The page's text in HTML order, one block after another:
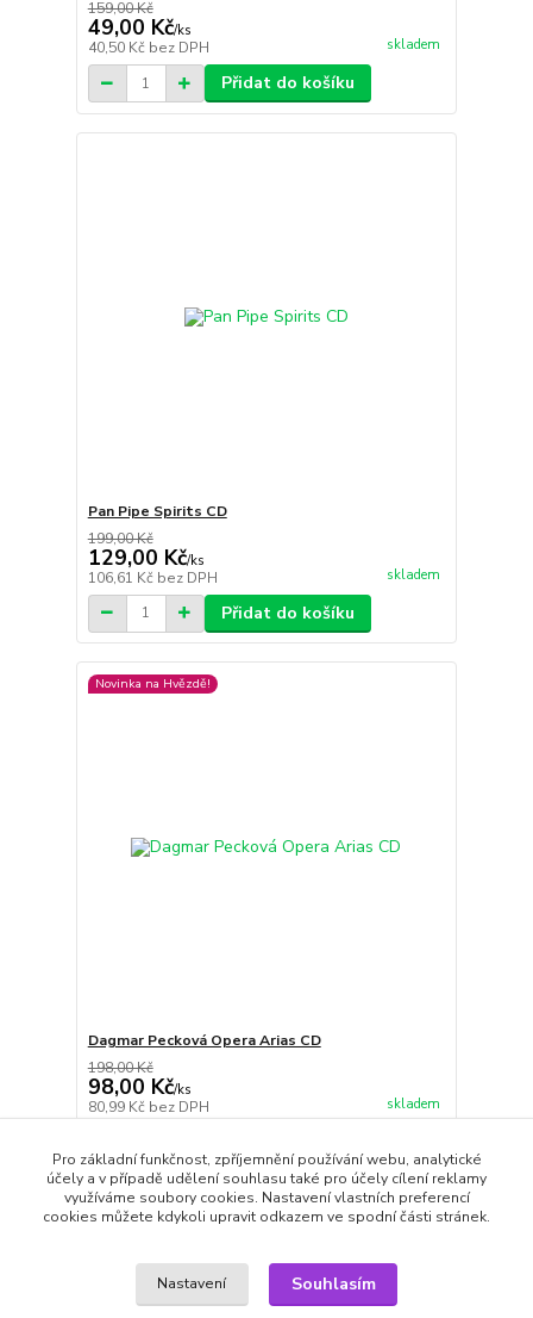
159,00 Kč
49,00 Kč/ks
40,50 Kč bez DPH skladem
Přidat do košíku
Pan Pipe Spirits CD
199,00 Kč
129,00 Kč/ks
106,61 Kč bez DPH skladem
Přidat do košíku
Novinka na Hvězdě!
Dagmar Pecková Opera Arias CD
198,00 Kč
98,00 Kč/ks
80,99 Kč bez DPH skladem
strana z 1
Pro základní funkčnost, zpříjemnění používání webu, analytické
účely a v případě udělení souhlasu také pro účely cílení reklamy
využíváme soubory cookies. Nastavení vlastních preferencí
cookies můžete kdykoli upravit odkazem ve spodní části stránek.
Nastavení Souhlasím